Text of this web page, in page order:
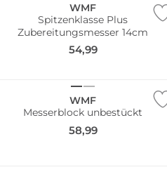
WMF
Spitzenklasse Plus
Zubereitungsmesser 14cm
54,99
WMF
Messerblock unbestückt
58,99